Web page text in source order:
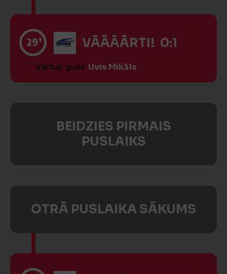
29’ VĀĀĀĀRTI! 0:1
Vārtus guva Uvis Mikāls
BEIDZIES PIRMAIS
PUSLAIKS
OTRĀ PUSLAIKA SĀKUMS